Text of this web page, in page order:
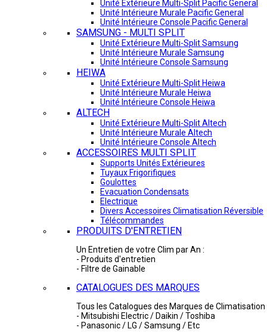
Unité Extérieure Multi-Split Pacific General
Unité Intérieure Murale Pacific General
Unité Intérieure Console Pacific General
SAMSUNG - MULTI SPLIT
Unité Extérieure Multi-Split Samsung
Unité Intérieure Murale Samsung
Unité Intérieure Console Samsung
HEIWA
Unité Extérieure Multi-Split Heiwa
Unité Intérieure Murale Heiwa
Unité Intérieure Console Heiwa
ALTECH
Unité Extérieure Multi-Split Altech
Unité Intérieure Murale Altech
Unité Intérieure Console Altech
ACCESSOIRES MULTI SPLIT
Supports Unités Extérieures
Tuyaux Frigorifiques
Goulottes
Evacuation Condensats
Electrique
Divers Accessoires Climatisation Réversible
Télécommandes
PRODUITS D'ENTRETIEN
Un Entretien de votre Clim par An :
- Produits d'entretien
- Filtre de Gainable
CATALOGUES DES MARQUES
Tous les Catalogues des Marques de Climatisation
- Mitsubishi Electric / Daikin / Toshiba
- Panasonic / LG / Samsung / Etc